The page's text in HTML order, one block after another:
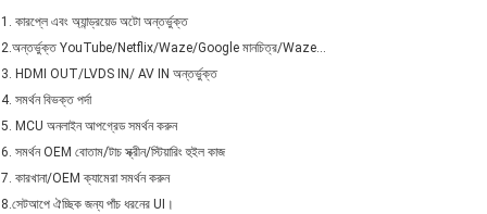
1. কারপ্লে এবং অ্যান্ড্রয়েড অটো অন্তর্ভুক্ত
2.অন্তর্ভুক্ত YouTube/Netflix/Waze/Google মানচিত্র/Waze...
3. HDMI OUT/LVDS IN/ AV IN অন্তর্ভুক্ত
4. সমর্থন বিভক্ত পর্দা
5. MCU অনলাইন আপগ্রেড সমর্থন করুন
6. সমর্থন OEM বোতাম/টাচ স্ক্রীন/স্টিয়ারিং হুইল কাজ
7. কারখানা/OEM ক্যামেরা সমর্থন করুন
8.সেটআপে ঐচ্ছিক জন্য পাঁচ ধরনের UI।